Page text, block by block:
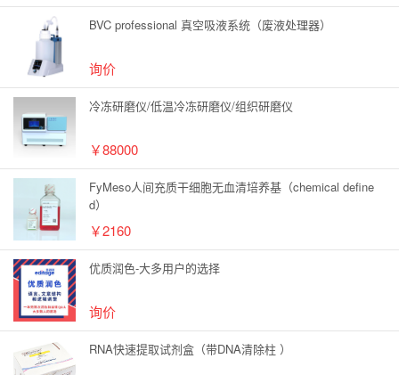
BVC professional 真空吸液系统（废液处理器）
询价
冷冻研磨仪/低温冷冻研磨仪/组织研磨仪
￥88000
FyMeso人间充质干细胞无血清培养基（chemical define
d）
￥2160
优质润色-大多用户的选择
询价
RNA快速提取试剂盒（带DNA清除柱 ）